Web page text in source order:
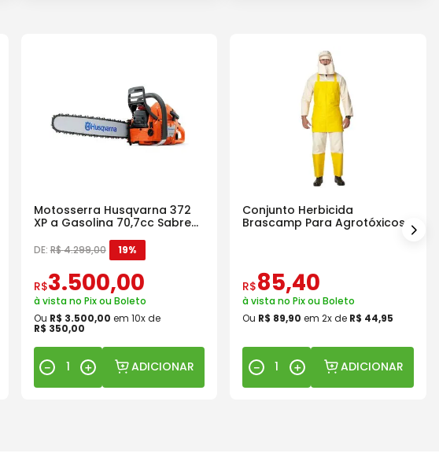
Motosserra Husqvarna 372
XP a Gasolina 70,7cc Sabre
DE:R$4.299,00 19%
R$3.500,00
à vista no Pix ou Boleto
Ou R$ 3.500,00 em 10x de
R$ 350,00
＋
－ ADICIONAR
Conjunto Herbicida
Brascamp Para Agrotóxicos
30 Lavagens
R$85,40
à vista no Pix ou Boleto
Ou R$ 89,90 em2x de R$ 44,95
＋
－ ADICIONAR